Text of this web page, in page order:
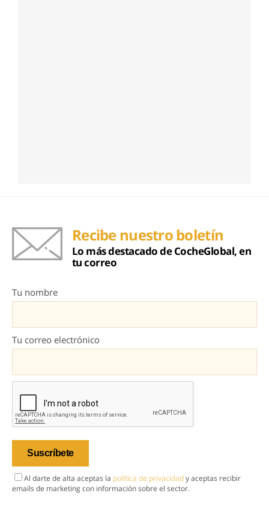
Recibe nuestro boletín
Lo más destacado de CocheGlobal, en
tu correo
Tu nombre
Tu correo electrónico
Al darte de alta aceptas la política de privacidady aceptas recibir
emails de marketing con información sobre el sector.